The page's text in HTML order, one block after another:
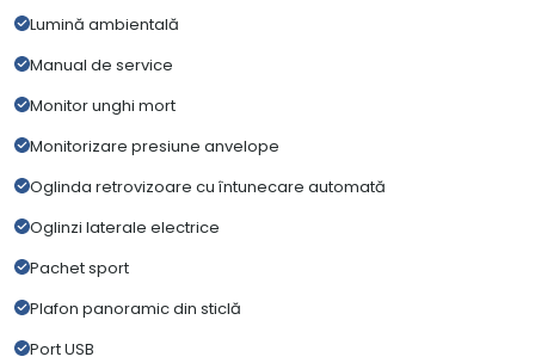
Lumină ambientală
Manual de service
Monitor unghi mort
Monitorizare presiune anvelope
Oglinda retrovizoare cu întunecare automată
Oglinzi laterale electrice
Pachet sport
Plafon panoramic din sticlă
Port USB